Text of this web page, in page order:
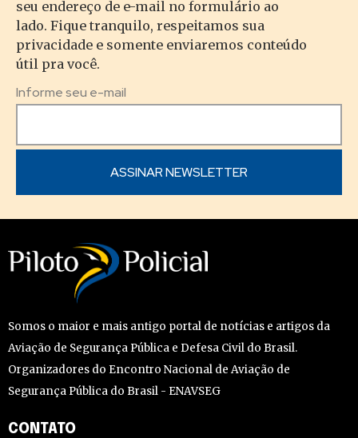
seu endereço de e-mail no formulário ao
lado. Fique tranquilo, respeitamos sua
privacidade e somente enviaremos conteúdo
útil pra você.
Informe seu e-mail
Somos o maior e mais antigo portal de notícias e artigos da
Aviação de Segurança Pública e Defesa Civil do Brasil.
Organizadores do Encontro Nacional de Aviação de
Segurança Pública do Brasil - ENAVSEG
CONTATO